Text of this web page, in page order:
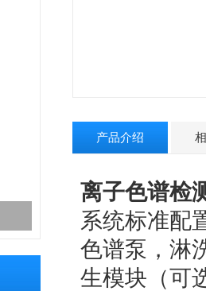
产品介绍
离子色谱检
系统标准配
色谱泵，淋
生模块（可